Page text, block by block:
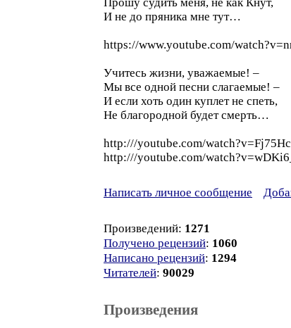
И не до пряника мне тут…
https://www.youtube.com/
Учитесь жизни, уважаемые! –
Мы все одной песни слагаемые! –
И если хоть один куплет не спеть,
Не благородной будет смерть…
http:///youtube.com/
http:///youtube.com/
Написать личное сообщение
Произведений: 1271
Получено рецензий: 1060
Написано рецензий: 1294
Читателей: 90029
Произведения